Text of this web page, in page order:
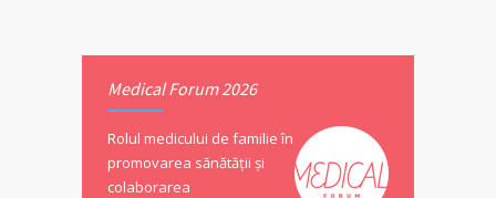
Medical Forum 2026
Rolul medicului de familie în
promovarea sănătății și
colaborarea